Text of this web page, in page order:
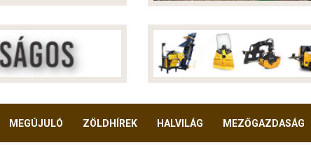
MEGÚJULÓ ZÖLDHÍREK HALVILÁG MEZŐGAZDASÁG